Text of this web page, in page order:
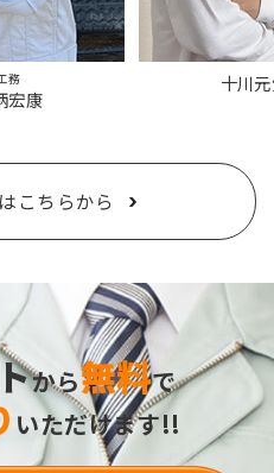
務
宏康
十川
こちらから
から無料で
いただけます!!